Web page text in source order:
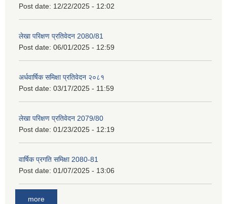
Post date: 12/22/2025 - 12:02
लेखा परिक्षण प्रतिवेदन 2080/81
Post date: 06/01/2025 - 12:59
अर्धवार्षिक समिक्षा प्रतिवेदन २०८१
Post date: 03/17/2025 - 11:59
लेखा परिक्षण प्रतिवेदन 2079/80
Post date: 01/23/2025 - 12:19
वार्षिक प्रगति समिक्षा 2080-81
Post date: 01/07/2025 - 13:06
more